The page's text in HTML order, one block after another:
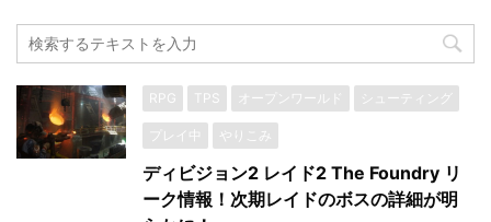
RPG TPS オープンワールド シューティング
プレイ中 やりこみ
ディビジョン2 レイド2 The Foundry リ
ーク情報！次期レイドのボスの詳細が明